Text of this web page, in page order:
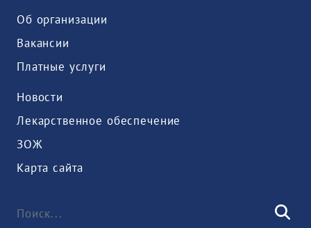
Об организации
Вакансии
Платные услуги
Новости
Лекарственное обеспечение
ЗОЖ
Карта сайта